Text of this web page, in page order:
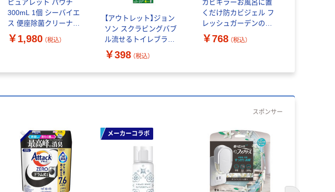
ピュアレット パウチ
300mL 1個 シーバイエ
ス 便座除菌クリーナー
ピュアレット/ピュアレ
ットSディスペンサー共
￥1,980 （税込）
【アウトレット】ジョン
ソン スクラビングバブ
ル流せるトイレブラシ
除菌消臭プラスホワイ
トブロッサム本体
389305 1個
￥398 （税込）
カビキラーお風呂に置
くだけ防カビジェル フ
レッシュガーデンの香
り 本体 1個 ジョンソン
￥768 （税込）
スポンサー
メーカーコラボ